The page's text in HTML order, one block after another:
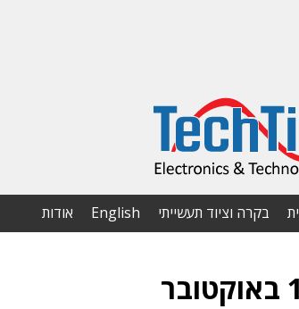
בקרה וציוד תעשייתי English אודות